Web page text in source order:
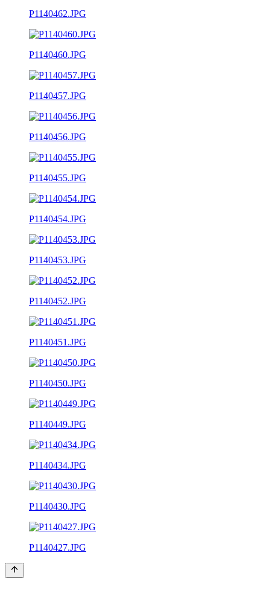
P1140462.JPG
P1140460.JPG
P1140457.JPG
P1140456.JPG
P1140455.JPG
P1140454.JPG
P1140453.JPG
P1140452.JPG
P1140451.JPG
P1140450.JPG
P1140449.JPG
P1140434.JPG
P1140430.JPG
P1140427.JPG